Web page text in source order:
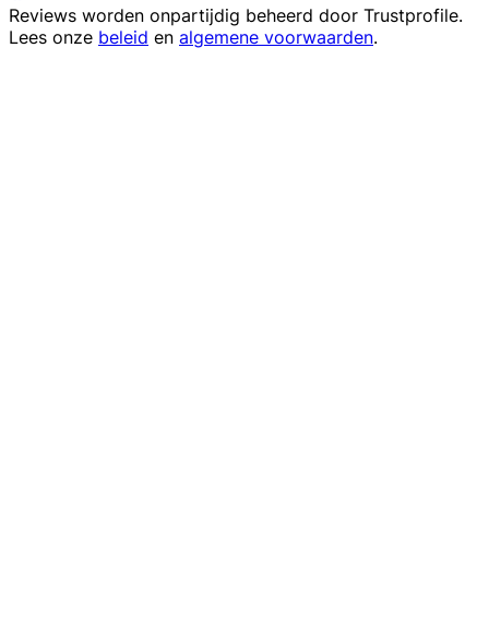
Reviews worden onpartijdig beheerd door Trustprofile.
Lees onze beleid en algemene voorwaarden.